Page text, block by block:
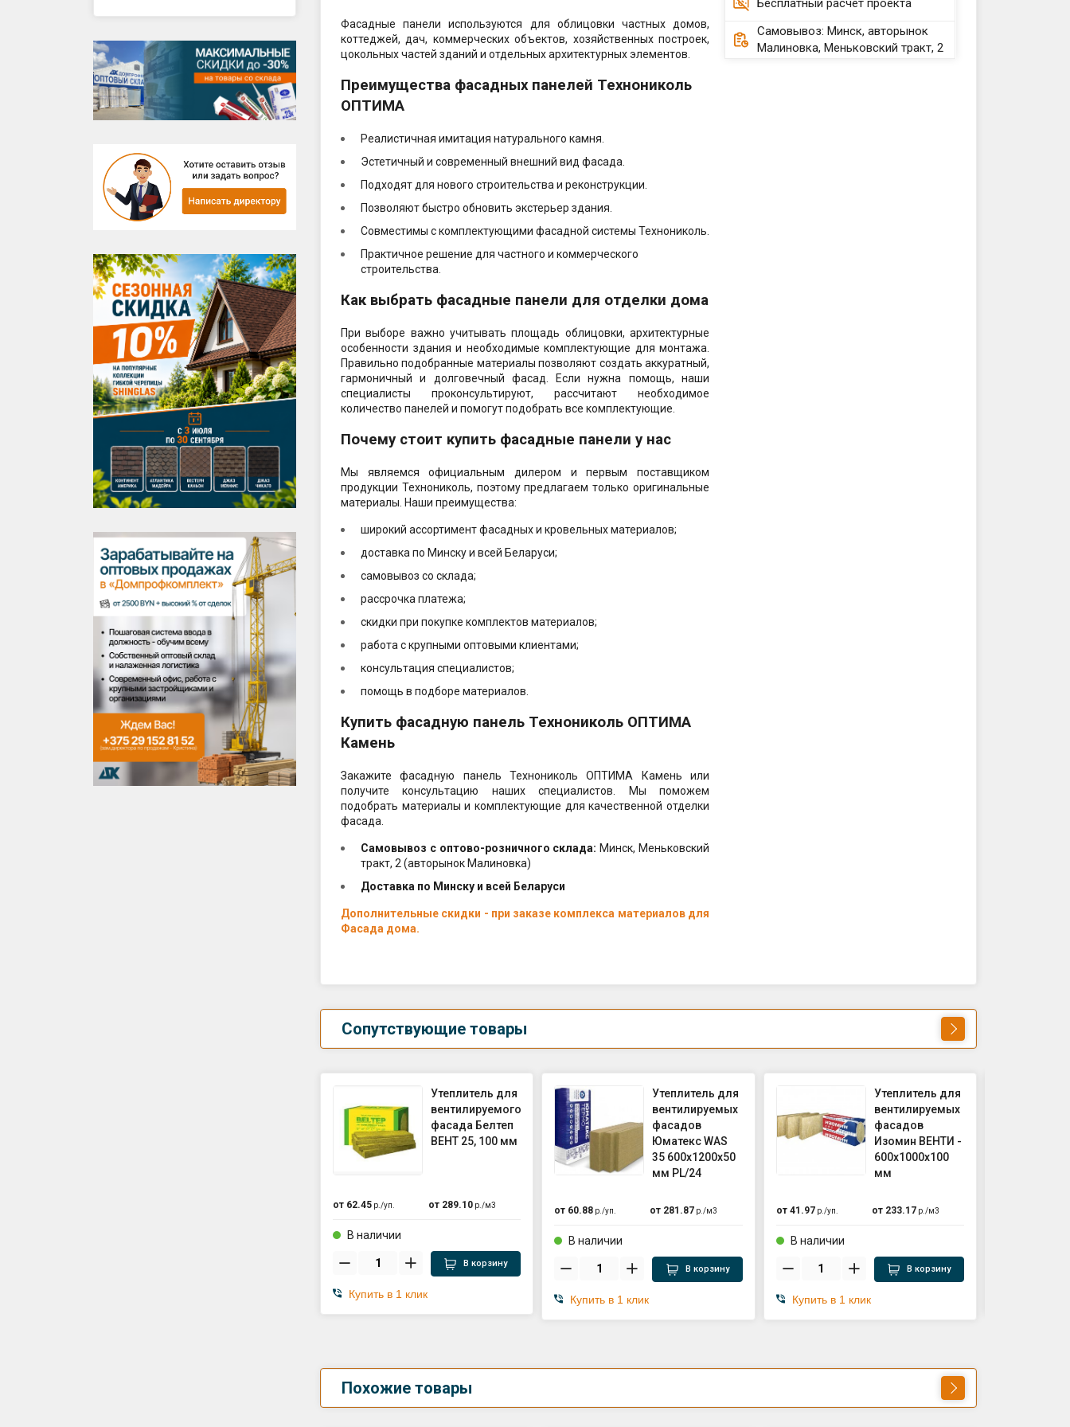
Фундамент, Кровля,
Фасад, Пол
Фасадные панели используются для облицовки частных домов,
коттеджей, дач, коммерческих объектов, хозяйственных построек,
цокольных частей зданий и отдельных архитектурных элементов.
Преимущества фасадных панелей Технониколь
ОПТИМА
Реалистичная имитация натурального камня.
Эстетичный и современный внешний вид фасада.
Подходят для нового строительства и реконструкции.
Позволяют быстро обновить экстерьер здания.
Совместимы с комплектующими фасадной системы Технониколь.
Практичное решение для частного и коммерческого
строительства.
Как выбрать фасадные панели для отделки дома
При выборе важно учитывать площадь облицовки, архитектурные
особенности здания и необходимые комплектующие для монтажа.
Правильно подобранные материалы позволяют создать аккуратный,
гармоничный и долговечный фасад. Если нужна помощь, наши
специалисты проконсультируют, рассчитают необходимое
количество панелей и помогут подобрать все комплектующие.
Почему стоит купить фасадные панели у нас
Мы являемся официальным дилером и первым поставщиком
продукции Технониколь, поэтому предлагаем только оригинальные
материалы. Наши преимущества:
широкий ассортимент фасадных и кровельных материалов;
доставка по Минску и всей Беларуси;
самовывоз со склада;
рассрочка платежа;
скидки при покупке комплектов материалов;
работа с крупными оптовыми клиентами;
консультация специалистов;
помощь в подборе материалов.
Купить фасадную панель Технониколь ОПТИМА
Камень
Закажите фасадную панель Технониколь ОПТИМА Камень или
получите консультацию наших специалистов. Мы поможем
подобрать материалы и комплектующие для качественной отделки
фасада.
Самовывоз c оптово-розничного склада: Минск, Меньковский
тракт, 2 (авторынок Малиновка)
Доставка по Минску и всей Беларуси
Дополнительные скидки - при заказе комплекса материалов для
Фасада дома.
Самовывоз: Минск, авторынок
Малиновка, Меньковский тракт, 2
Сопутствующие товары
Утеплитель для
вентилируемого
фасада Белтеп
ВЕНТ 25, 100 мм
от 62.45 р./уп. от 289.10 р./м3
В наличии
В корзину
Купить в 1 клик
Утеплитель для
вентилируемых
фасадов
Юматекс WAS
35 600х1200х50
мм PL/24
от 60.88 р./уп. от 281.87 р./м3
В наличии
В корзину
Купить в 1 клик
Утеплитель для
вентилируемых
фасадов
Изомин ВЕНТИ -
600х1000х100
мм
от 41.97р./уп. от 233.17р./м3
В наличии
В корзину
Купить в 1 клик
Похожие товары